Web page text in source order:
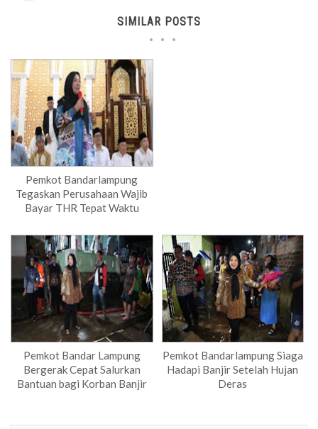
SIMILAR POSTS
Pemkot Bandarlampung
Tegaskan Perusahaan Wajib
Bayar THR Tepat Waktu
Pemkot Bandar Lampung
Bergerak Cepat Salurkan
Bantuan bagi Korban Banjir
Pemkot Bandarlampung Siaga
Hadapi Banjir Setelah Hujan
Deras